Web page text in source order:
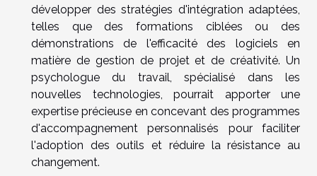
développer des stratégies d'intégration adaptées,
telles que des formations ciblées ou des
démonstrations de l'efficacité des logiciels en
matière de gestion de projet et de créativité. Un
psychologue du travail, spécialisé dans les
nouvelles technologies, pourrait apporter une
expertise précieuse en concevant des programmes
d'accompagnement personnalisés pour faciliter
l'adoption des outils et réduire la résistance au
changement.